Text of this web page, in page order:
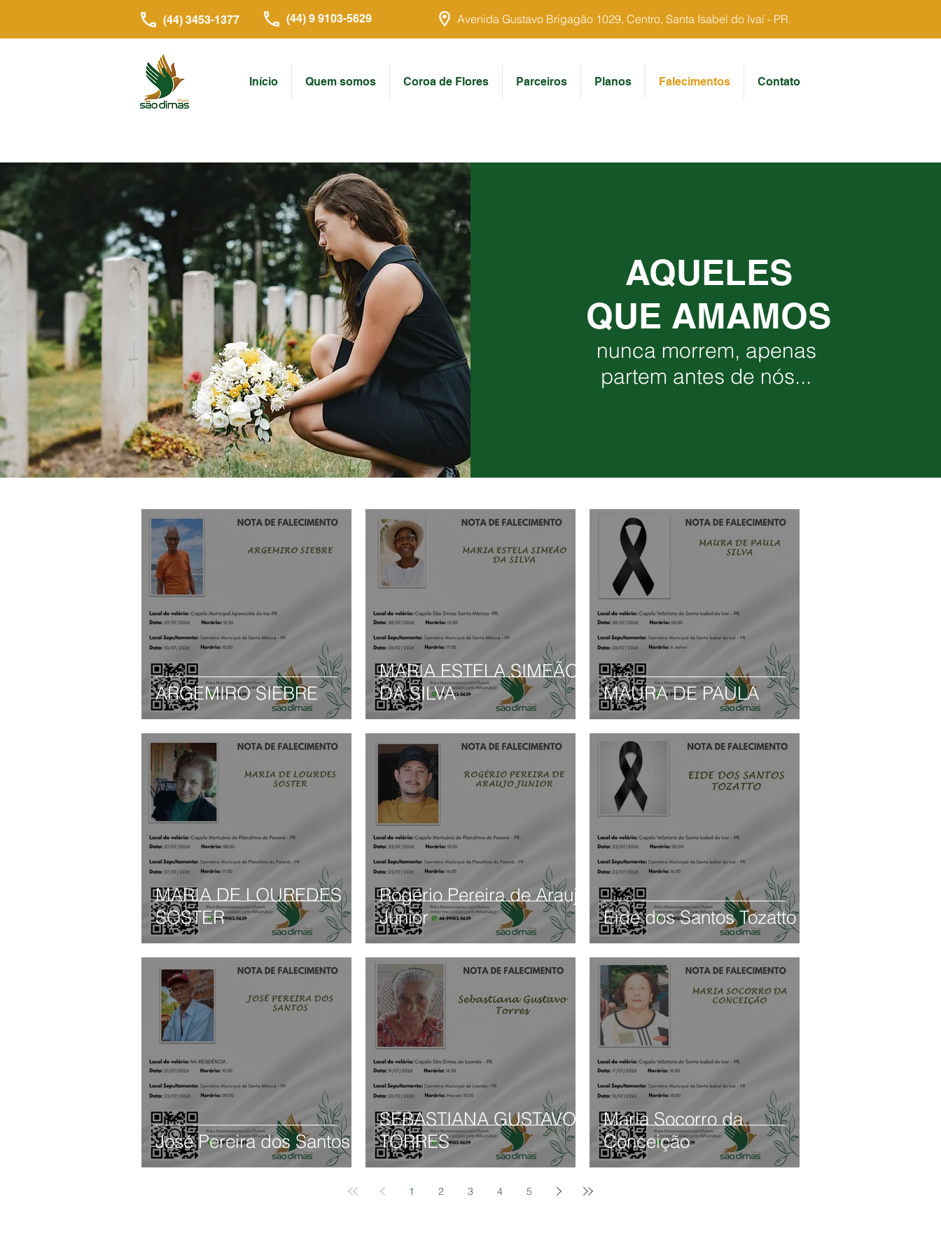
(44) 3453-1377 (44) 9 9103-5629 Avenida Gustavo Brigagão 1029, Centro, Santa Isabel do Ivaí - PR.
Início Quem somos Coroa de Flores Parceiros Planos Falecimentos Contato
AQUELES
QUE AMAMOS
nunca morrem, apenas
partem antes de nós...
ARGEMIRO SIEBRE
MARIA ESTELA SIMEÃO
DA SILVA
MAURA DE PAULA
MARIA DE LOUREDES
SOSTER
Rogério Pereira de Araujo
Junior
Eide dos Santos Tozatto
José Pereira dos Santos
SEBASTIANA GUSTAVO
TORRES
Maria Socorro da
Conceição
1 2 3 4 5